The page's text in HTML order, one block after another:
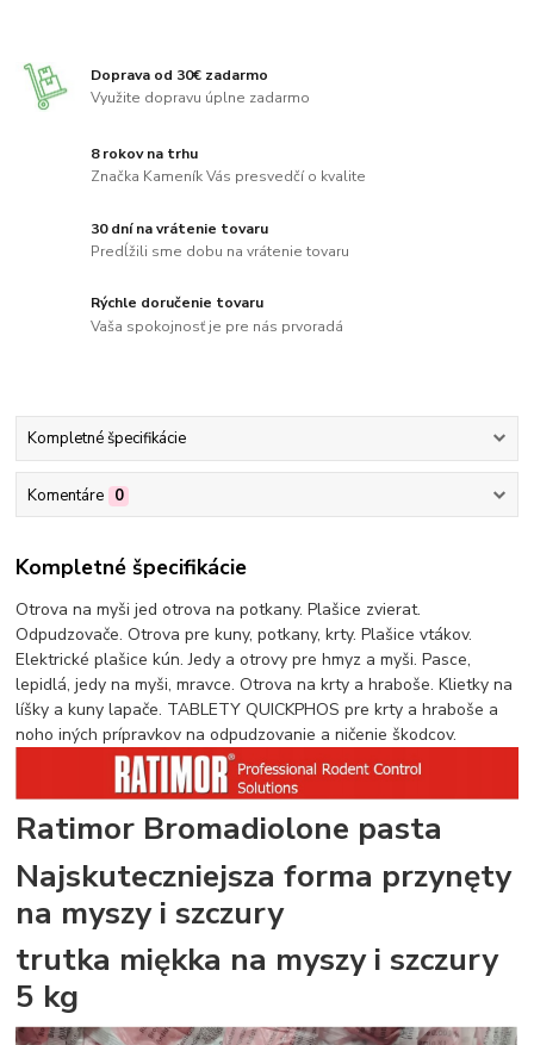
Doprava od 30€ zadarmo
Využite dopravu úplne zadarmo
8 rokov na trhu
Značka Kameník Vás presvedčí o kvalite
30 dní na vrátenie tovaru
Predĺžili sme dobu na vrátenie tovaru
Rýchle doručenie tovaru
Vaša spokojnosť je pre nás prvoradá
Kompletné špecifikácie
Komentáre 0
Kompletné špecifikácie
Otrova na myši jed otrova na potkany. Plašice zvierat.
Odpudzovače. Otrova pre kuny, potkany, krty. Plašice vtákov.
Elektrické plašice kún. Jedy a otrovy pre hmyz a myši. Pasce,
lepidlá, jedy na myši, mravce. Otrova na krty a hraboše. Klietky na
líšky a kuny lapače. TABLETY QUICKPHOS pre krty a hraboše a
noho iných prípravkov na odpudzovanie a ničenie škodcov.
Ratimor Bromadiolone pasta
Najskuteczniejsza forma przynęty
na myszy i szczury
trutka miękka na myszy i szczury
5 kg